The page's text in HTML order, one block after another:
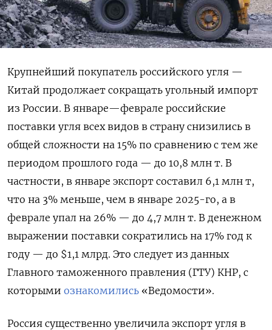
Крупнейший покупатель российского угля —
Китай продолжает сокращать угольный импорт
из России. В январе—феврале российские
поставки угля всех видов в страну снизились в
общей сложности на 15% по сравнению с тем же
периодом прошлого года — до 10,8 млн т. В
частности, в январе экспорт составил 6,1 млн т,
что на 3% меньше, чем в январе 2025-го, а в
феврале упал на 26% — до 4,7 млн т. В денежном
выражении поставки сократились на 17% год к
году — до $1,1 млрд. Это следует из данных
Главного таможенного правления (ГТУ) КНР, с
которыми ознакомились «Ведомости».
Россия существенно увеличила экспорт угля в